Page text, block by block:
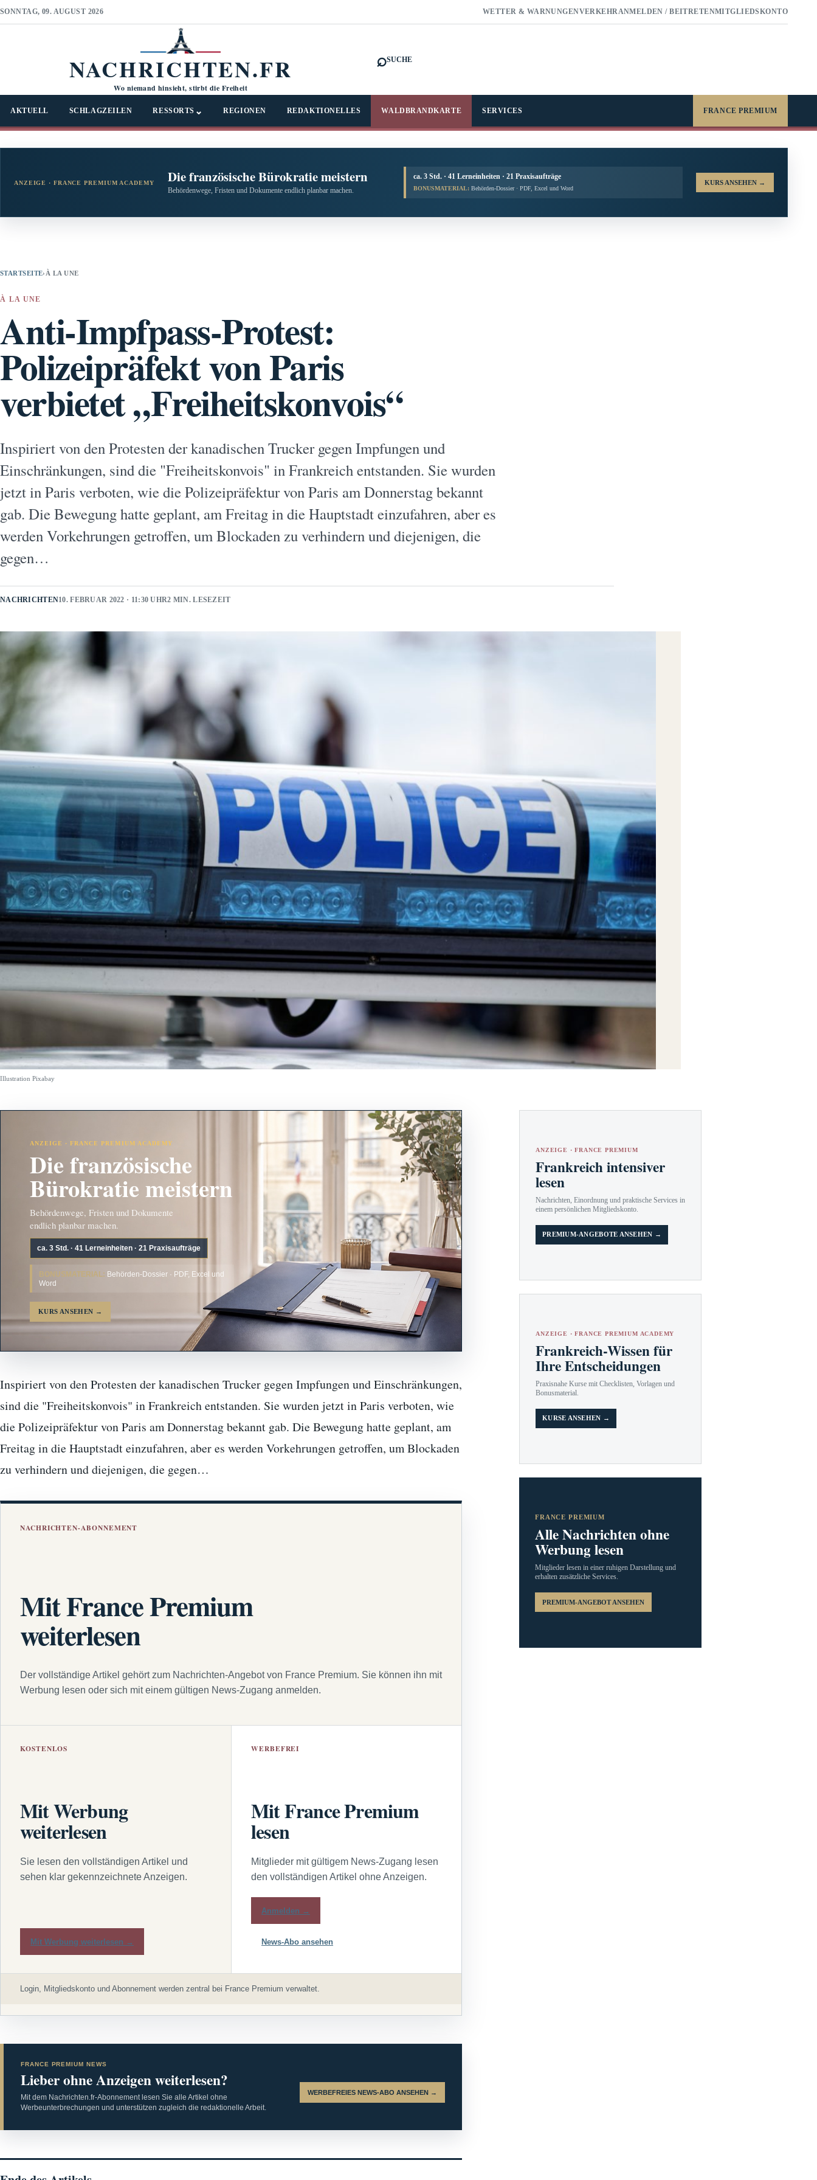
SONNTAG, 09. AUGUST 2026 WETTER & WARNUNGENVERKEHRANMELDEN / BEITRETENMITGLIEDSKONTO
NACHRICHTEN.FR
Wo niemand hinsieht, stirbt die Freiheit
⌕SUCHE
AKTUELL SCHLAGZEILEN RESSORTS ⌄ REGIONEN REDAKTIONELLES WALDBRANDKARTE SERVICES FRANCE PREMIUM
ANZEIGE · FRANCE PREMIUM ACADEMY Die französische Bürokratie meistern
Behördenwege, Fristen und Dokumente endlich planbar machen.
ca. 3 Std. · 41 Lerneinheiten · 21 Praxisaufträge
BONUSMATERIAL: Behörden-Dossier · PDF, Excel und Word
KURS ANSEHEN →
STARTSEITE› À LA UNE
À LA UNE
Anti-Impfpass-Protest:
Polizeipräfekt von Paris
verbietet „Freiheitskonvois“
Inspiriert von den Protesten der kanadischen Trucker gegen Impfungen und
Einschränkungen, sind die "Freiheitskonvois" in Frankreich entstanden. Sie wurden
jetzt in Paris verboten, wie die Polizeipräfektur von Paris am Donnerstag bekannt
gab. Die Bewegung hatte geplant, am Freitag in die Hauptstadt einzufahren, aber es
werden Vorkehrungen getroffen, um Blockaden zu verhindern und diejenigen, die
gegen…
NACHRICHTEN10. FEBRUAR 2022 · 11:30 UHR2 MIN. LESEZEIT
Illustration Pixabay
ANZEIGE · FRANCE PREMIUM ACADEMY
Die französische
Bürokratie meistern
Behördenwege, Fristen und Dokumente
endlich planbar machen.
ca. 3 Std. · 41 Lerneinheiten · 21 Praxisaufträge
BONUSMATERIAL: Behörden-Dossier · PDF, Excel und
Word
KURS ANSEHEN →
Inspiriert von den Protesten der kanadischen Trucker gegen Impfungen und Einschränkungen,
sind die "Freiheitskonvois" in Frankreich entstanden. Sie wurden jetzt in Paris verboten, wie
die Polizeipräfektur von Paris am Donnerstag bekannt gab. Die Bewegung hatte geplant, am
Freitag in die Hauptstadt einzufahren, aber es werden Vorkehrungen getroffen, um Blockaden
zu verhindern und diejenigen, die gegen…
NACHRICHTEN-ABONNEMENT
Mit France Premium
weiterlesen
Der vollständige Artikel gehört zum Nachrichten-Angebot von France Premium. Sie können ihn mit
Werbung lesen oder sich mit einem gültigen News-Zugang anmelden.
KOSTENLOS
Mit Werbung
weiterlesen
Sie lesen den vollständigen Artikel und
sehen klar gekennzeichnete Anzeigen.
Mit Werbung weiterlesen →
WERBEFREI
Mit France Premium
lesen
Mitglieder mit gültigem News-Zugang lesen
den vollständigen Artikel ohne Anzeigen.
Anmelden →
News-Abo ansehen
Login, Mitgliedskonto und Abonnement werden zentral bei France Premium verwaltet.
FRANCE PREMIUM NEWS
Lieber ohne Anzeigen weiterlesen?
Mit dem Nachrichten.fr-Abonnement lesen Sie alle Artikel ohne
Werbeunterbrechungen und unterstützen zugleich die redaktionelle Arbeit.
WERBEFREIES NEWS-ABO ANSEHEN →
ANZEIGE · FRANCE PREMIUM
Frankreich intensiver
lesen
Nachrichten, Einordnung und praktische Services in
einem persönlichen Mitgliedskonto.
PREMIUM-ANGEBOTE ANSEHEN →
ANZEIGE · FRANCE PREMIUM ACADEMY
Frankreich-Wissen für
Ihre Entscheidungen
Praxisnahe Kurse mit Checklisten, Vorlagen und
Bonusmaterial.
KURSE ANSEHEN →
FRANCE PREMIUM
Alle Nachrichten ohne
Werbung lesen
Mitglieder lesen in einer ruhigen Darstellung und
erhalten zusätzliche Services.
PREMIUM-ANGEBOT ANSEHEN